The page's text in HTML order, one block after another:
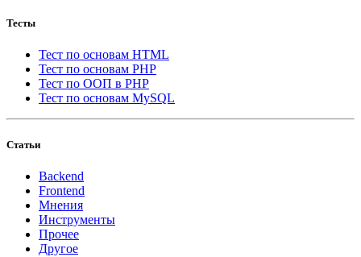
Тесты
Тест по основам HTML
Тест по основам PHP
Тест по ООП в PHP
Тест по основам MySQL
Статьи
Backend
Frontend
Мнения
Инструменты
Прочее
Другое